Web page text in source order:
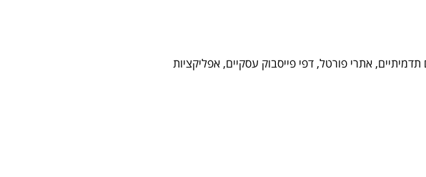
אתרי פורטל, דפי פייסבוק עסקיים, אפליקציות